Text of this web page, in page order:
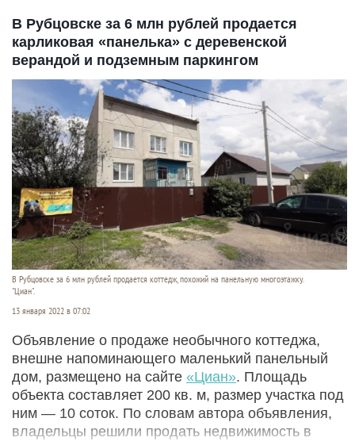
В Рубцовске за 6 млн рублей продается
карликовая «панелька» с деревенской
верандой и подземным паркингом
В Рубцовске за 6 млн рублей продается коттедж, похожий на панельную многоэтажку.
"Циан".
13 января 2022 в 07:02
Объявление о продаже необычного коттеджа,
внешне напоминающего маленький панельный
дом, размещено на сайте «Циан». Площадь
объекта составляет 200 кв. м, размер участка под
ним — 10 соток. По словам автора объявления,
владельцы решили продать недвижимость в